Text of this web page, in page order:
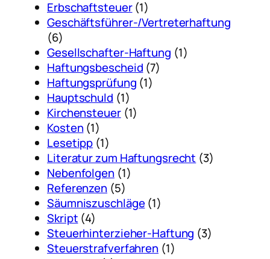
Erbschaftsteuer(1)
Geschäftsführer-/Vertreterhaftung
(6)
Gesellschafter-Haftung (1)
Haftungsbescheid (7)
Haftungsprüfung (1)
Hauptschuld (1)
Kirchensteuer(1)
Kosten (1)
Lesetipp (1)
Literatur zum Haftungsrecht (3)
Nebenfolgen (1)
Referenzen (5)
Säumniszuschläge(1)
Skript (4)
Steuerhinterzieher-Haftung (3)
Steuerstrafverfahren (1)